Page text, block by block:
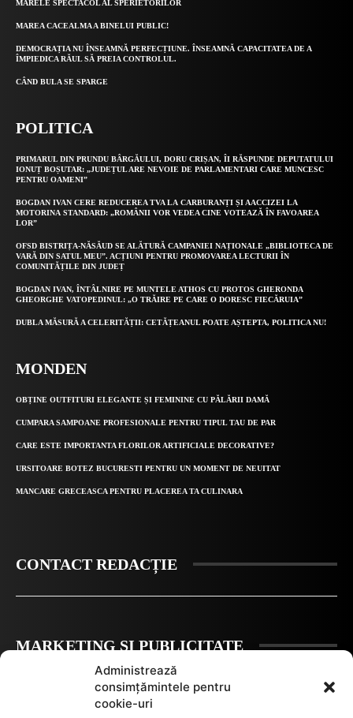
Administrează
consimțămintele pentru
cookie-uri
MARELE SPECTACOL AL SPERIETORILOR
MAREA CACEALMA A BINELUI PUBLIC!
DEMOCRAȚIA NU ÎNSEAMNĂ PERFECȚIUNE. ÎNSEAMNĂ CAPACITATEA DE A
ÎMPIEDICA RĂUL SĂ PREIA CONTROLUL.
CÂND BULA SE SPARGE
POLITICA
PRIMARUL DIN PRUNDU BÂRGĂULUI, DORU CRIȘAN, ÎI RĂSPUNDE DEPUTATULUI
IONUȚ BOȘUTAR: „JUDEȚUL ARE NEVOIE DE PARLAMENTARI CARE MUNCESC
PENTRU OAMENI”
BOGDAN IVAN CERE REDUCEREA TVA LA CARBURANȚI ȘI AACCIZEI LA
MOTORINA STANDARD: „ROMÂNII VOR VEDEA CINE VOTEAZĂ ÎN FAVOAREA
LOR”
OFSD BISTRIȚA-NĂSĂUD SE ALĂTURĂ CAMPANIEI NAȚIONALE „BIBLIOTECA DE
VARĂ DIN SATUL MEU”. ACȚIUNI PENTRU PROMOVAREA LECTURII ÎN
COMUNITĂȚILE DIN JUDEȚ
BOGDAN IVAN, ÎNTÂLNIRE PE MUNTELE ATHOS CU PROTOS GHERONDA
GHEORGHE VATOPEDINUL: „O TRĂIRE PE CARE O DORESC FIECĂRUIA”
DUBLA MĂSURĂ A CELERITĂȚII: CETĂȚEANUL POATE AȘTEPTA, POLITICA NU!
MONDEN
OBȚINE OUTFITURI ELEGANTE ȘI FEMININE CU PĂLĂRII DAMĂ
CUMPARA SAMPOANE PROFESIONALE PENTRU TIPUL TAU DE PAR
CARE ESTE IMPORTANTA FLORILOR ARTIFICIALE DECORATIVE?
URSITOARE BOTEZ BUCURESTI PENTRU UN MOMENT DE NEUITAT
MANCARE GRECEASCA PENTRU PLACEREA TA CULINARA
CONTACT REDACȚIE
MARKETING ȘI PUBLICITATE